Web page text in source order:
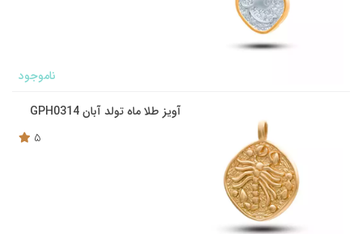
ناموجود
آویز طلا ماه تولد آبان GPH0314
5